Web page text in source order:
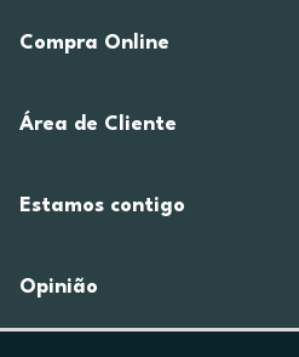
Compra Online
Área de Cliente
Estamos contigo
Opinião